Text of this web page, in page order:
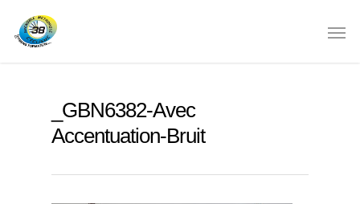
_GBN6382-Avec
Accentuation-Bruit